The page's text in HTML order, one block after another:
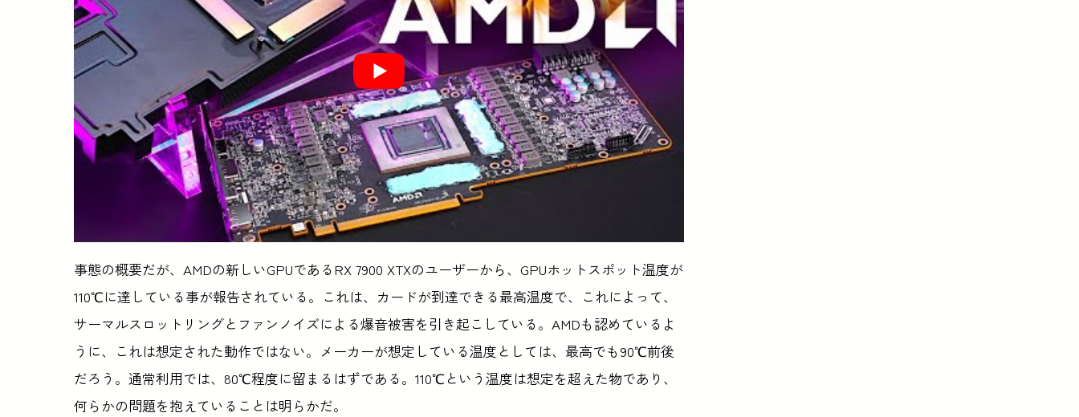
事態の概要だが、AMDの新しいGPUであるRX 7900 XTXのユーザーから、GPUホットスポット温度が
110℃に達している事が報告されている。これは、カードが到達できる最高温度で、これによって、
サーマルスロットリングとファンノイズによる爆音被害を引き起こしている。AMDも認めているよ
うに、これは想定された動作ではない。メーカーが想定している温度としては、最高でも90℃前後
だろう。通常利用では、80℃程度に留まるはずである。110℃という温度は想定を超えた物であり、
何らかの問題を抱えていることは明らかだ。